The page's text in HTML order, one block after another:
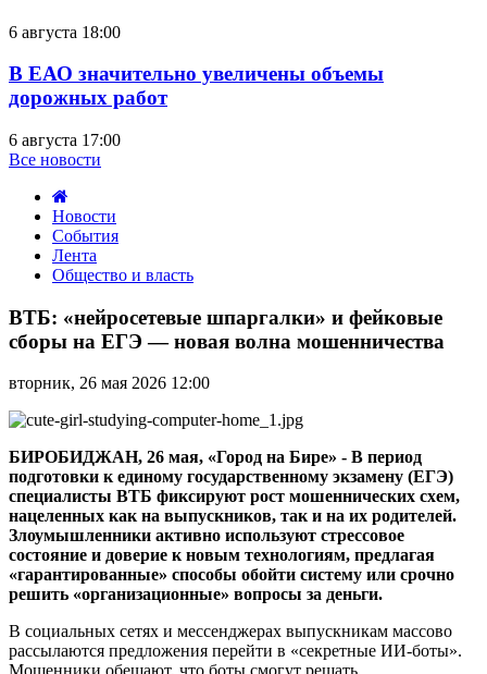
6 августа 18:00
В ЕАО значительно увеличены объемы
дорожных работ
6 августа 17:00
Все новости
Новости
События
Лента
Общество и власть
«нейросетевые
шпаргалки»
и
сборы
ЕГЭ
—
новая
волна
мошенничества
ВТБ: «нейросетевые шпаргалки» и фейковые
сборы на ЕГЭ — новая волна мошенничества
вторник, 26 мая 2026 12:00
БИРОБИДЖАН, 26 мая, «Город на Бире» - В период
подготовки к единому государственному экзамену (ЕГЭ)
специалисты ВТБ фиксируют рост мошеннических схем,
нацеленных как на выпускников, так и на их родителей.
Злоумышленники активно используют стрессовое
состояние и доверие к новым технологиям, предлагая
«гарантированные» способы обойти систему или срочно
решить «организационные» вопросы за деньги.
В социальных сетях и мессенджерах выпускникам массово
рассылаются предложения перейти в «секретные ИИ-боты».